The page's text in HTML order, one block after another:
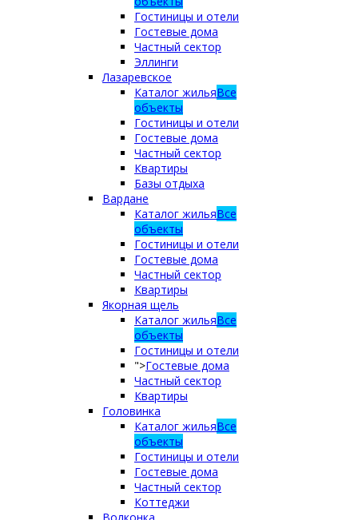
Гостиницы и отели
Гостевые дома
Частный сектор
Эллинги
Лазаревское
Каталог жильяВсе
объекты
Гостиницы и отели
Гостевые дома
Частный сектор
Квартиры
Базы отдыха
Вардане
Каталог жильяВсе
объекты
Гостиницы и отели
Гостевые дома
Частный сектор
Квартиры
Якорная щель
Каталог жильяВсе
объекты
Гостиницы и отели
">Гостевые дома
Частный сектор
Квартиры
Головинка
Каталог жильяВсе
объекты
Гостиницы и отели
Гостевые дома
Частный сектор
Коттеджи